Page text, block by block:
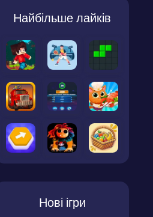
Найбільше лайків
Нові ігри